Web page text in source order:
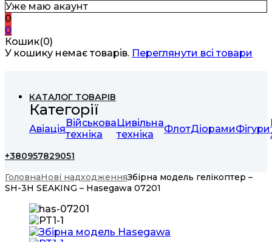
Уже маю акаунт
0
0
Кошик(0)
У кошику немає товарів. Переглянути всі товари
КАТАЛОГ ТОВАРІВ
Категорії
АвіаціяВійськова
техніка
Цивільна
техніка
ФлотДіорамиФігури
+380957829051
ГоловнаНові надходженняЗбірна модель гелікоптер –
SH-3H SEAKING – Hasegawa 07201